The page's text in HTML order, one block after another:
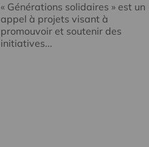
« Générations solidaires » est un
appel à projets visant à
promouvoir et soutenir des
initiatives...